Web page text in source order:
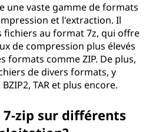
une vaste gamme de formats
et l'extraction. Il
fichiers au format 7z, qui offre
de compression plus élevés
formats comme ZIP. De plus,
de divers formats, y
TAR et plus encore.
zip sur différents